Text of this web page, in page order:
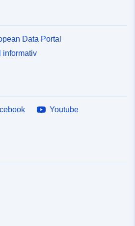
Data Portal
informativ
Youtube